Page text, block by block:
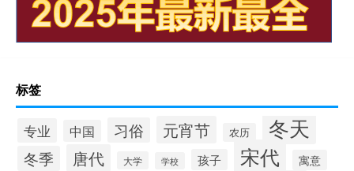
标签
专业 中国 习俗 元宵节 农历 冬天
冬季 唐代 大学 学校 孩子 宋代 寓意